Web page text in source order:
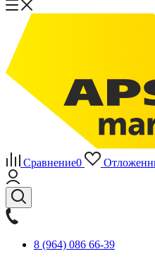
Сравнение0
8 (964) 086 66-39